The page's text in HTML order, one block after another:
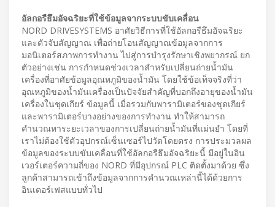
อัลกอรืธึมอัจฉริยะที่ใช้ข้อมูลจากระบบขับเคลื่อน
NORD DRIVESYSTEMS อาศัยวิธีการที่ใช้อัลกอรืธึมอัจฉริยะ
และตัวจับสัญญาณ เพื่อถ่ายโอนสัญญาณข้อมูลจากการ
มอนิเตอร์สภาพการทำงาน ไปสู่การบำรุงรักษาเชิงพยากรณ์ ยก
ตัวอย่างเช่น การกำหนดช่วงเวลาสำหรับเปลี่ยนถ่ายน้ำมัน
เครื่องที่อาศัยข้อมูลอุณหภูมิของน้ำมัน โดยใช้ข้อเท็จจริงที่ว่า
อุณหภูมิของน้ำมันเครื่องเป็นปัจจัยสำคัญที่บอกถึงอายุของน้ำมัน
เครื่องในชุดเกียร์ ข้อมูลนี้ เมื่อรวมกับพารามิเตอร์ของชุดเกียร์
และพารามิเตอร์บางอย่างของการทำงาน ทำให้สามารถ
คำนวณหาระยะเวลาของการเปลี่ยนถ่ายน้ำมันที่แม่นยำ โดยที่
เราไม่ต้องใช้ตัวอุปกรณ์เซ็นเซอร์ไปวัดโดยตรง การประมวลผล
ข้อมูลของระบบขับเคลื่อนที่ใช้อัลกอรืธึมอัจฉริยะนี้ มีอยู่ในอิน
เวอร์เตอร์ความถี่ของ NORD ที่มีอุปกรณ์ PLC ติดตั้งมาด้วย ซึ่ง
ลูกค้าสามารถเข้าถึงข้อมูลจากการคำนวณเหล่านี้ได้ด้วยการ
อินเตอร์เฟสแบบทั่วไป